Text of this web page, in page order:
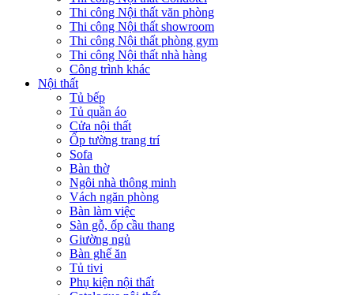
Thi công Nội thất văn phòng
Thi công Nội thất showroom
Thi công Nội thất phòng gym
Thi công Nội thất nhà hàng
Công trình khác
Nội thất
Tủ bếp
Tủ quần áo
Cửa nội thất
Ốp tường trang trí
Sofa
Bàn thờ
Ngôi nhà thông minh
Vách ngăn phòng
Bàn làm việc
Sàn gỗ, ốp cầu thang
Giường ngủ
Bàn ghế ăn
Tủ tivi
Phụ kiện nội thất